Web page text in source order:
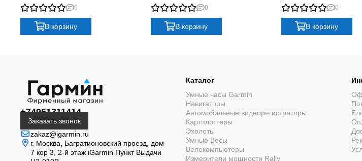
0
В корзину
0
В корзину
0
В корзину
+74951311414
Заказать звонок
zakaz@igarmin.ru
г. Москва, Багратионовский проезд, дом
7 кор 3, 2-й этаж iGarmin Пункт Выдачи
Каталог
Умные часы Garmin
Навигаторы
Автомобильные видеорегистраторы
Картплоттеры
Эхолоты
Умные Весы
Велокомпьютеры
Измерители мощности Rally